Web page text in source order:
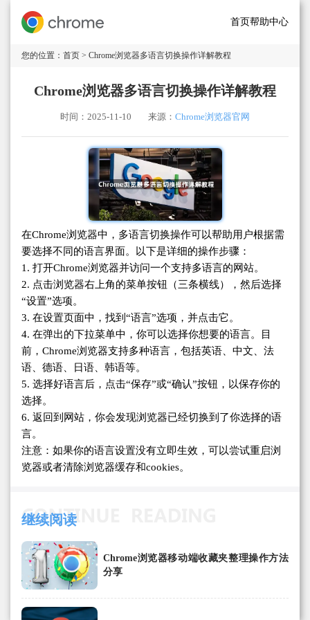
首页帮助中心
您的位置： 首页 > Chrome浏览器多语言切换操作详解教程
Chrome浏览器多语言切换操作详解教程
时间：2025-11-10 来源： Chrome浏览器官网
在Chrome浏览器中，多语言切换操作可以帮助用户根据需
要选择不同的语言界面。以下是详细的操作步骤：
1. 打开Chrome浏览器并访问一个支持多语言的网站。
2. 点击浏览器右上角的菜单按钮（三条横线），然后选择
“设置”选项。
3. 在设置页面中，找到“语言”选项，并点击它。
4. 在弹出的下拉菜单中，你可以选择你想要的语言。目
前，Chrome浏览器支持多种语言，包括英语、中文、法
语、德语、日语、韩语等。
5. 选择好语言后，点击“保存”或“确认”按钮，以保存你的
选择。
6. 返回到网站，你会发现浏览器已经切换到了你选择的语
言。
注意：如果你的语言设置没有立即生效，可以尝试重启浏
览器或者清除浏览器缓存和cookies。
继续阅读
Chrome浏览器移动端收藏夹整理操作方法
分享